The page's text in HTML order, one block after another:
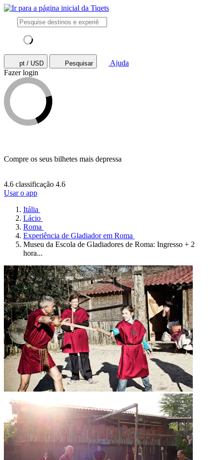
pt / USD Pesquisar
Ajuda
Fazer login
Compre os seus bilhetes mais depressa
4.6 classificação 4.6
Usar o app
Itália
Lácio
Roma
Experiência de Gladiador em Roma
Museu da Escola de Gladiadores de Roma: Ingresso + 2
hora...